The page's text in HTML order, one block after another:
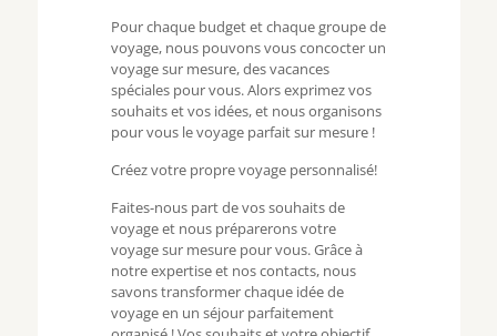
Pour chaque budget et chaque groupe de
voyage, nous pouvons vous concocter un
voyage sur mesure, des vacances
spéciales pour vous. Alors exprimez vos
souhaits et vos idées, et nous organisons
pour vous le voyage parfait sur mesure !
Créez votre propre voyage personnalisé!
Faites-nous part de vos souhaits de
voyage et nous préparerons votre
voyage sur mesure pour vous. Grâce à
notre expertise et nos contacts, nous
savons transformer chaque idée de
voyage en un séjour parfaitement